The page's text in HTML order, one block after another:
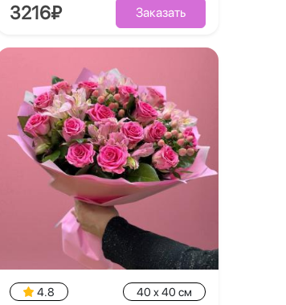
3216₽ Заказать
4.8 40 x 40 см